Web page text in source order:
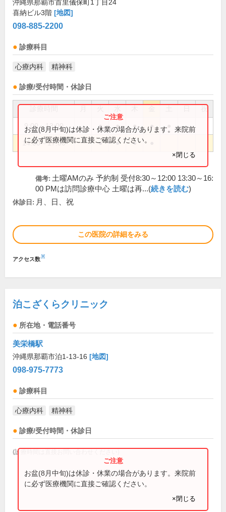
沖縄県那覇市首里儀保町1丁目24
喜納ビル3階 [地図]
098-885-2200
診療科目
心療内科 精神科
診療/受付時間・休診日
祝
9:00～13:00 ● ● ● ●
14:00～17:00 ● ● ●
お盆(8月中旬)は休診・休業の場合があります。来院前
に必ず医療機関に直接ご確認ください。
×閉じる
備考: 土曜AMのみ 予約制 受付8:30～12:00 13:30～16:
00 PMは訪問診療中心 土曜は再...(続きを読む)
休診日: 月、日、祝
この医院の詳細をみる
アクセス数※
泊こざくらクリニック
所在地・電話番号
美栄橋駅
沖縄県那覇市泊1-13-16 [地図]
098-975-7773
診療科目
心療内科 精神科
診療/受付時間・休診日
(診療時間は直接お問い合わせください)
お盆(8月中旬)は休診・休業の場合があります。来院前
に必ず医療機関に直接ご確認ください。
×閉じる